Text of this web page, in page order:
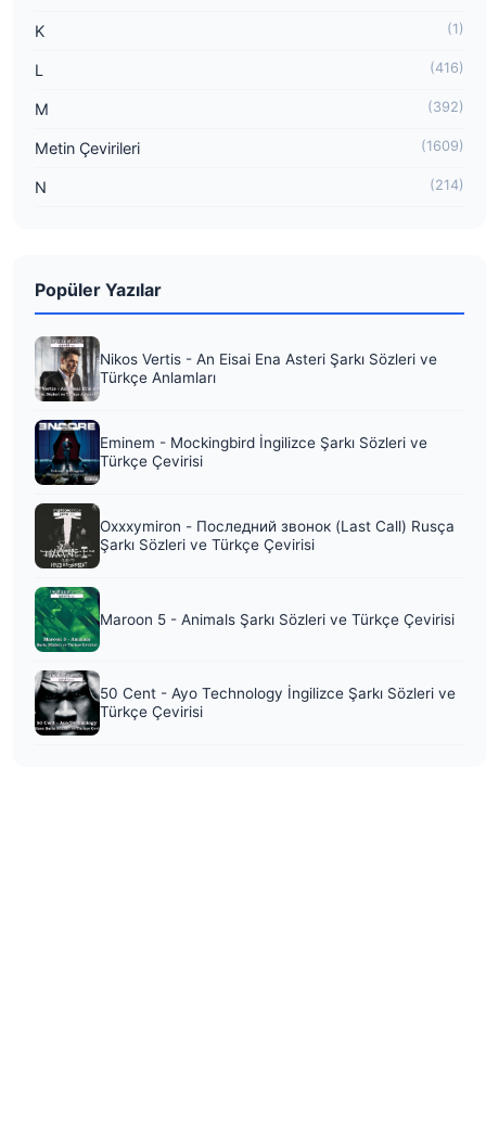
K (1)
L (416)
M (392)
Metin Çevirileri (1609)
N (214)
Popüler Yazılar
Nikos Vertis - An Eisai Ena Asteri Şarkı Sözleri ve
Türkçe Anlamları
Eminem - Mockingbird İngilizce Şarkı Sözleri ve
Türkçe Çevirisi
Oxxxymiron - Последний звонок (Last Call) Rusça
Şarkı Sözleri ve Türkçe Çevirisi
Maroon 5 - Animals Şarkı Sözleri ve Türkçe Çevirisi
50 Cent - Ayo Technology İngilizce Şarkı Sözleri ve
Türkçe Çevirisi